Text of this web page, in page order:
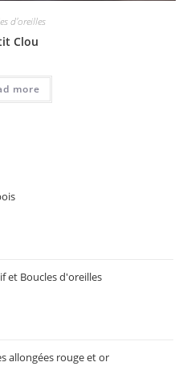
d'oreilles
Clou
more
et Boucles d'oreilles
allongées rouge et or